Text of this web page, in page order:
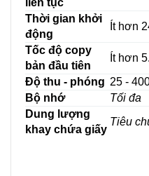
liên tục
Thời gian khởi
động
Ít hơn
Tốc độ copy
bản đầu tiên
Ít hơn
Độ thu - phóng 25 -
Bộ nhớ
Tối đa
Dung lượng
khay chứa giấy
Tiêu